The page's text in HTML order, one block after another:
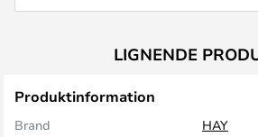
LIGNENDE
Produktinformation
Brand
HAY